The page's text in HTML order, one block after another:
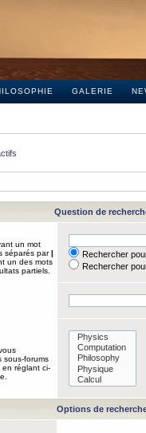
GALERIE
Question de
un mot
séparés par|
un des mots
partiels.
Rechercher
Rechercher
sous-forums
réglant ci-
Options de